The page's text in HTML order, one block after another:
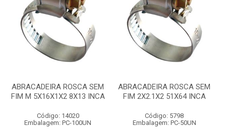
ABRACADEIRA ROSCA SEM
FIM M 5X16X1X2 8X13 INCA
Código: 14020
Embalagem: PC-100UN
ABRACADEIRA ROSCA SEM
FIM 2X2.1X2 51X64 INCA
Código: 5798
Embalagem: PC-50UN